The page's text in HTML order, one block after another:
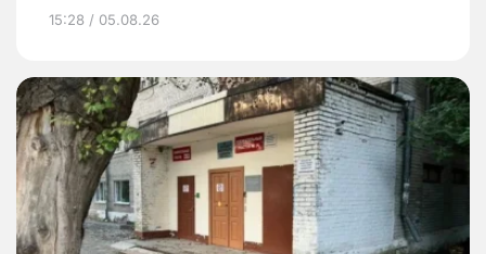
15:28 / 05.08.26